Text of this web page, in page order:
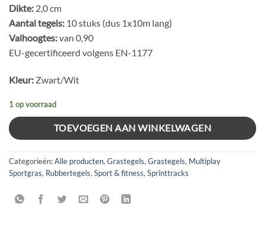
Dikte: 2,0 cm
Aantal tegels: 10 stuks (dus 1x10m lang)
Valhoogtes:van 0,90
EU-gecertificeerd volgens EN-1177
Kleur: Zwart/Wit
1 op voorraad
TOEVOEGEN AAN WINKELWAGEN
Categorieën:Alle producten,Grastegels,Grastegels, Multiplay
Sportgras, Rubbertegels,Sport & fitness,Sprinttracks